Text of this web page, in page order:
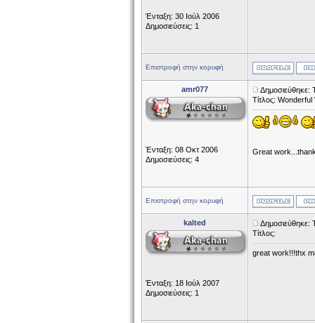
Ένταξη: 30 Ιούλ 2006
Δημοσιεύσεις: 1
Επιστροφή στην κορυφή
amr077
Ένταξη: 08 Οκτ 2006
Δημοσιεύσεις: 4
Δημοσιεύθηκε:
Τίτλος:
Great
Επιστροφή στην κορυφή
kalted
Ένταξη: 18 Ιούλ 2007
Δημοσιεύσεις: 1
Δημοσιεύθηκε:
Τίτλος:
great work!!!thx